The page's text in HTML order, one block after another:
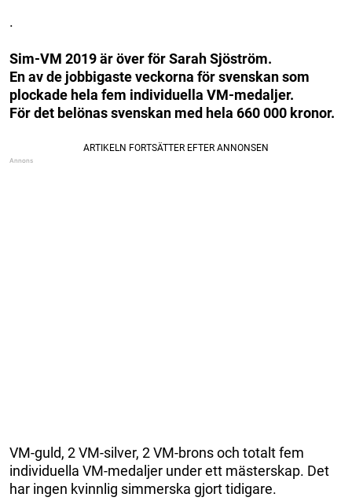
.
Sim-VM 2019 är över för Sarah Sjöström.
En av de jobbigaste veckorna för svenskan som
plockade hela fem individuella VM-medaljer.
För det belönas svenskan med hela 660 000 kronor.
VM-guld, 2 VM-silver, 2 VM-brons och totalt fem
individuella VM-medaljer under ett mästerskap. Det
har ingen kvinnlig simmerska gjort tidigare.